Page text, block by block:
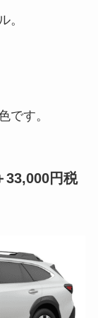
。
です。
33,000円税